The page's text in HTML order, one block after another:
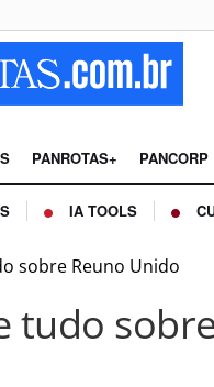
PANROTAS+ PANCORP
IA TOOLS
sobre Reuno Unido
tudo